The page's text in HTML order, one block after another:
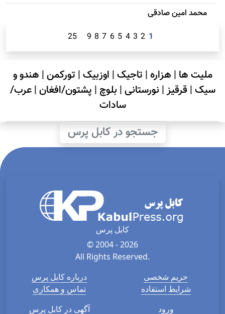
محمد امين صادقی
1
2
3
4
5
6
7
8
9
25
ملیت ها | هزاره| تاجیک| اوزبیک| تورکمن| هندو و
سیک| قرقیز| نورستانی| بلوچ | پشتون/افغان|عرب/
سادات
جستجو در کابل پرس
کابل پرس
© 2004 - 2026
All Rights Reserved.
درباره کابل پرس
تماس و همکاری
حریم شخصی
شرایط استفاده
آگهی در کابل پرس
ورود